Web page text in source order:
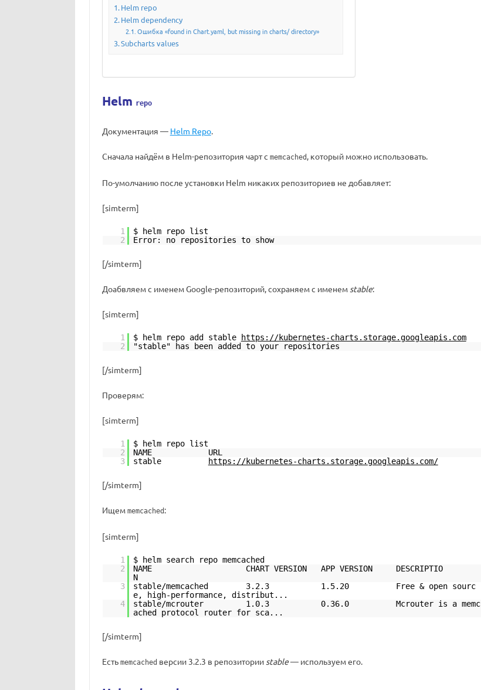
Helm repo
Helm dependency
Ошибка «found in Chart.yaml, but missing in charts/ directory»
Subcharts values
Helm repo
Документация — Helm Repo.
Сначала найдём в Helm-репозитория чарт с memcached , который можно использовать.
По-умолчанию после установки Helm никаких репозиториев не добавляет:
[simterm]
1
$ helm repo list
2
Error: no repositories to show
[/simterm]
Доабвляем с именем Google-репозиторий, сохраняем с именем stable:
[simterm]
1 $ helm repo add stable
https://kubernetes-charts.storage.googleapis.com
2
"stable" has been added to your repositories
[/simterm]
Проверям:
[simterm]
1
$ helm repo list
2
NAME URL
3
stable https://kubernetes-charts.storage.googleapis.com/
[/simterm]
Ищем memcached :
[simterm]
1
$ helm search repo memcached
2
NAME CHART VERSION APP VERSION DESCRIPTIO
N
3
stable/memcached 3.2.3 1.5.20 Free & open sourc
e, high-performance, distribut...
4
stable/mcrouter 1.0.3 0.36.0 Mcrouter is a memc
ached protocol router for sca...
[/simterm]
Есть memcached версии 3.2.3 в репозитории stable— используем его.